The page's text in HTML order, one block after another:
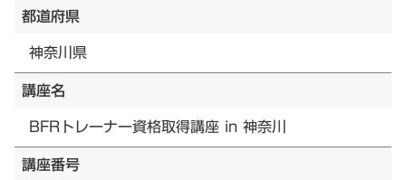
都道府県
神奈川県
講座名
BFRトレーナー資格取得講座 in 神奈川
講座番号